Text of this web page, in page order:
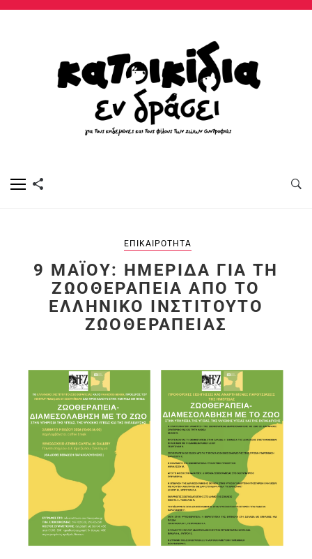
ΕΠΙΚΑΙΡΌΤΗΤΑ
9 ΜΑΪ́ΟΥ: ΗΜΕΡΊΔΑ ΓΙΑ ΤΗ
ΖΩΟΘΕΡΑΠΕΊΑ ΑΠΌ ΤΟ
ΕΛΛΗΝΙΚΌ ΙΝΣΤΙΤΟΎΤΟ
ΖΩΟΘΕΡΑΠΕΊΑΣ